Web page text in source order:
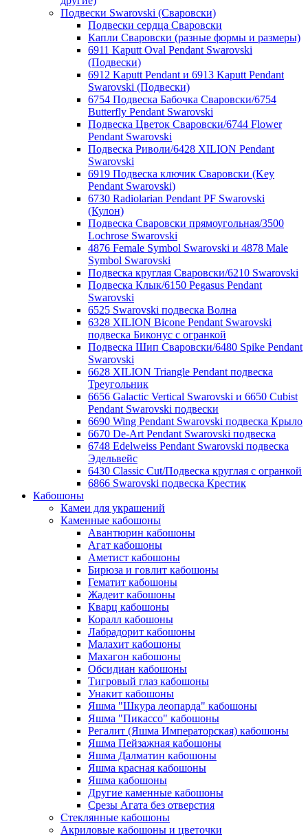
Подвески Swarovski (Сваровски)
Подвески сердца Сваровски
Капли Сваровски (разные формы и размеры)
6911 Kaputt Oval Pendant Swarovski
(Подвески)
6912 Kaputt Pendant и 6913 Kaputt Pendant
Swarovski (Подвески)
6754 Подвеска Бабочка Сваровски/6754
Butterfly Pendant Swarovski
Подвеска Цветок Сваровски/6744 Flower
Pendant Swarovski
Подвеска Риволи/6428 XILION Pendant
Swarovski
6919 Подвеска ключик Сваровски (Key
Pendant Swarovski)
6730 Radiolarian Pendant PF Swarovski
(Кулон)
Подвеска Сваровски прямоугольная/3500
Lochrose Swarovski
4876 Female Symbol Swarovski и 4878 Male
Symbol Swarovski
Подвеска круглая Сваровски/6210 Swarovski
Подвеска Клык/6150 Pegasus Pendant
Swarovski
6525 Swarovski подвеска Волна
6328 XILION Bicone Pendant Swarovski
подвеска Биконус c огранкой
Подвеска Шип Сваровски/6480 Spike Pendant
Swarovski
6628 XILION Triangle Pendant подвеска
Треугольник
6656 Galactic Vertical Swarovski и 6650 Cubist
Pendant Swarovski подвески
6690 Wing Pendant Swarovski подвеска Крыло
6670 De-Art Pendant Swarovski подвеска
6748 Edelweiss Pendant Swarovski подвеска
Эдельвейс
6430 Classic Cut/Подвеска круглая с огранкой
6866 Swarovski подвеска Крестик
Кабошоны
Камеи для украшений
Каменные кабошоны
Авантюрин кабошоны
Агат кабошоны
Аметист кабошоны
Бирюза и говлит кабошоны
Гематит кабошоны
Жадеит кабошоны
Кварц кабошоны
Коралл кабошоны
Лабрадорит кабошоны
Малахит кабошоны
Махагон кабошоны
Обсидиан кабошоны
Тигровый глаз кабошоны
Унакит кабошоны
Яшма "Шкура леопарда" кабошоны
Яшма "Пикассо" кабошоны
Регалит (Яшма Императорская) кабошоны
Яшма Пейзажная кабошоны
Яшма Далматин кабошоны
Яшма красная кабошоны
Яшма кабошоны
Другие каменные кабошоны
Срезы Агата без отверстия
Стеклянные кабошоны
Акриловые кабошоны и цветочки